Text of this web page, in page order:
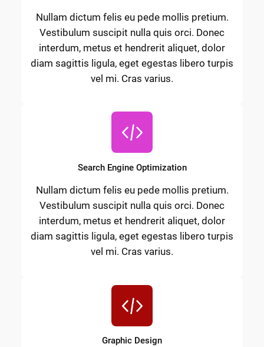
Nullam dictum felis eu pede mollis pretium.
Vestibulum suscipit nulla quis orci. Donec
interdum, metus et hendrerit aliquet, dolor
diam sagittis ligula, eget egestas libero turpis
vel mi. Cras varius.
Search Engine Optimization
Nullam dictum felis eu pede mollis pretium.
Vestibulum suscipit nulla quis orci. Donec
interdum, metus et hendrerit aliquet, dolor
diam sagittis ligula, eget egestas libero turpis
vel mi. Cras varius.
Graphic Design